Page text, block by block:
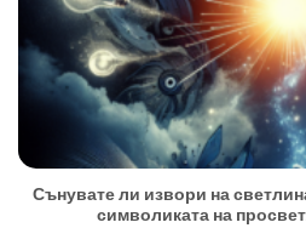
Сънувате ли извори на
символиката на